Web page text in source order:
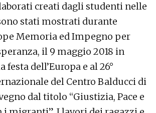
creati dagli studenti nelle
stati mostrati durante
Memoria ed Impegno per
il 9 maggio 2018 in
festa dell’Europa e al 26°
del Centro Balducci di
dal titolo “Giustizia, Pace e